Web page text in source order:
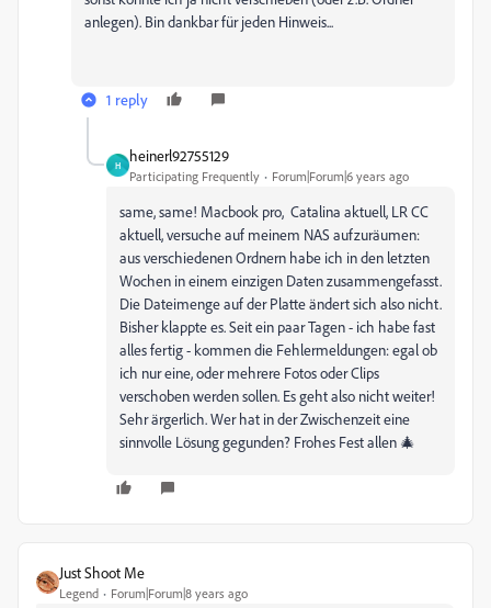
anlegen). Bin dankbar für jeden Hinweis...
1 reply
H
heinerl92755129
Participating Frequently Forum|Forum|6 years ago
same, same! Macbook pro, Catalina aktuell, LR CC
aktuell, versuche auf meinem NAS aufzuräumen:
aus verschiedenen Ordnern habe ich in den letzten
Wochen in einem einzigen Daten zusammengefasst.
Die Dateimenge auf der Platte ändert sich also nicht.
Bisher klappte es. Seit ein paar Tagen - ich habe fast
alles fertig - kommen die Fehlermeldungen: egal ob
ich nur eine, oder mehrere Fotos oder Clips
verschoben werden sollen. Es geht also nicht weiter!
Sehr ärgerlich. Wer hat in der Zwischenzeit eine
sinnvolle Lösung gegunden? Frohes Fest allen 🎄
Just Shoot Me
Legend Forum|Forum|8 years ago